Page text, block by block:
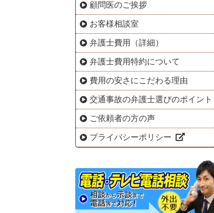
顧問医のご挨拶
お客様相談室
弁護士費用（詳細）
弁護士費用特約について
費用の安さにこだわる理由
交通事故の弁護士選びのポイント
ご依頼者の方の声
プライバシーポリシー